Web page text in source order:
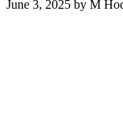
June 3, 2025 by M